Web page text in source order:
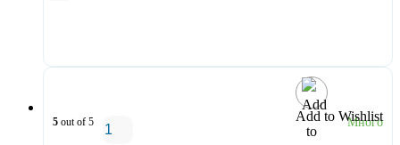
Add to Wishlist
5 out of 5 Много